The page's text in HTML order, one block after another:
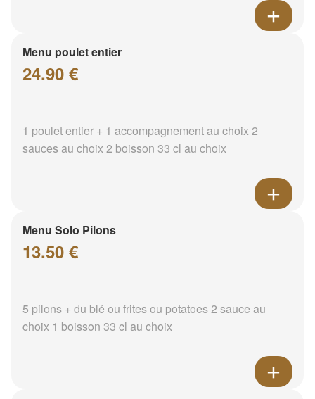
Menu poulet entier
24.90 €
1 poulet entier + 1 accompagnement au choix 2
sauces au choix 2 boisson 33 cl au choix
Menu Solo Pilons
13.50 €
5 pilons + du blé ou frites ou potatoes 2 sauce au
choix 1 boisson 33 cl au choix